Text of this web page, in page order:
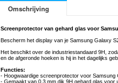
Omschrijving
Screenprotector van gehard glas voor
Bescherm het display van je Samsung Galaxy
Het beschikt over de industriestandaard 9H,
en de afgeronde hoeken is hij in het dagelijks
Functies:
- Hoogwaardige screenprotector voor Samsung
- Gemaakt van 0,3 mm dik 9H gehard glas voor